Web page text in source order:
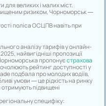
для великих і малих міст.
ризиком, Чорноморськ —
поліса ОСЦПВ навіть при
аналізу тарифів у онлайн-
найвигідніші пропозиції
пропонуєстрахова
рейтинг доступності у
подбала про молодих водіїв,
умови — це рідкість на ринку
підвищені
специфіку: